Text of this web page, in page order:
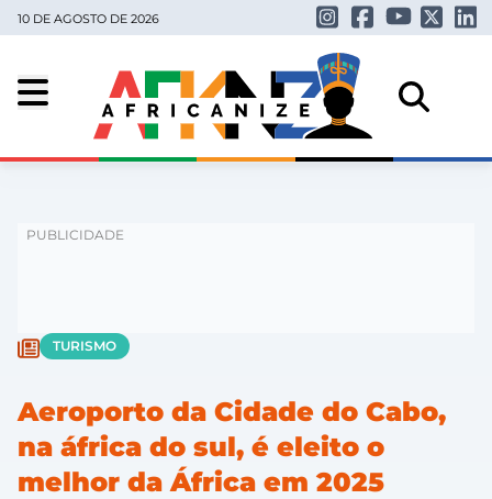
10 DE AGOSTO DE 2026
TURISMO
Aeroporto da Cidade do Cabo,
na áfrica do sul, é eleito o
melhor da África em 2025